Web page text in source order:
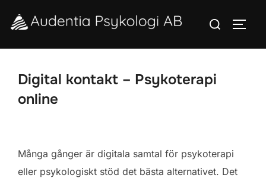
Sök
Digital kontakt – Psykoterapi
online
Många gånger är digitala samtal för psykoterapi
eller psykologiskt stöd det bästa alternativet. Det